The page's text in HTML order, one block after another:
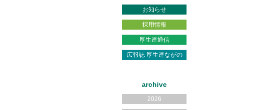
お知らせ
採用情報
厚生連通信
広報誌 厚生連ながの
archive
2026